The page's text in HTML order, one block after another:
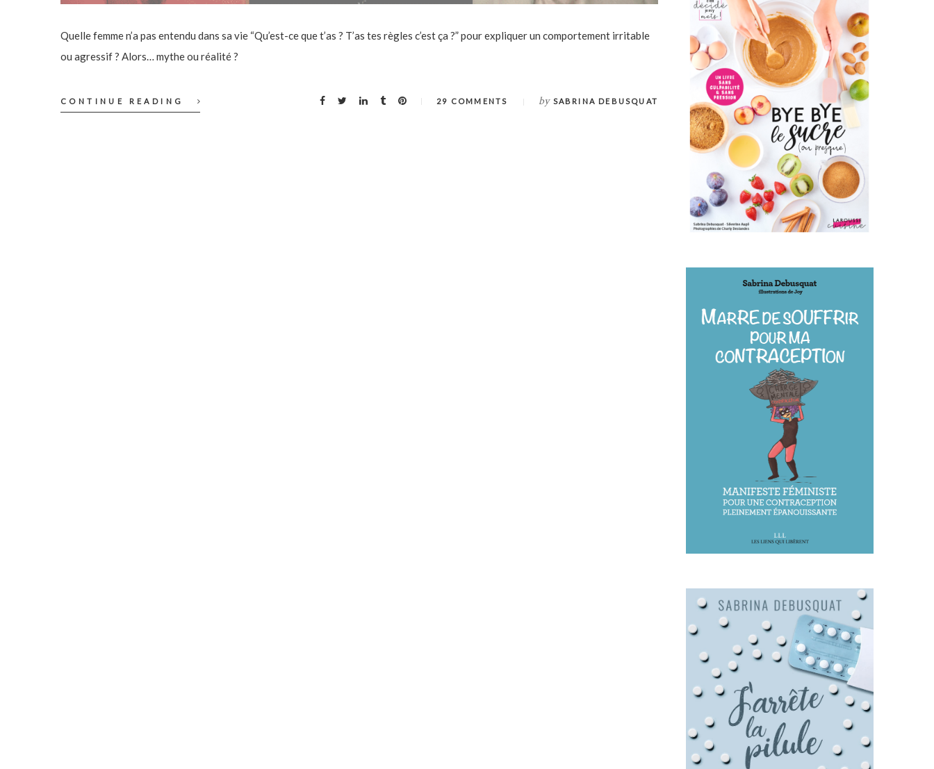
Quelle femme n’a pas entendu dans sa vie “Qu’est-ce que t’as ? T’as tes règles c’est ça ?” pour expliquer un comportement irritable
ou agressif ? Alors… mythe ou réalité ?
CONTINUE READING 29 COMMENTS by SABRINA DEBUSQUAT